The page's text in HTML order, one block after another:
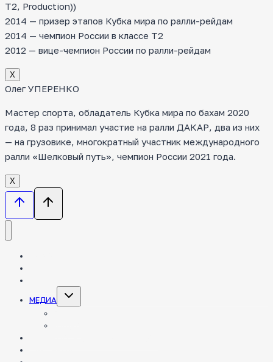
T2, Production))
2014 — призер этапов Кубка мира по ралли-рейдам
2014 — чемпион России в классе Т2
2012 — вице-чемпион России по ралли-рейдам
Х
Олег УПЕРЕНКО
Мастер спорта, обладатель Кубка мира по бахам 2020
года, 8 раз принимал участие на ралли ДАКАР, два из них
— на грузовике, многократный участник международного
ралли «Шелковый путь», чемпион России 2021 года.
Х
МЕДИА
Toggle